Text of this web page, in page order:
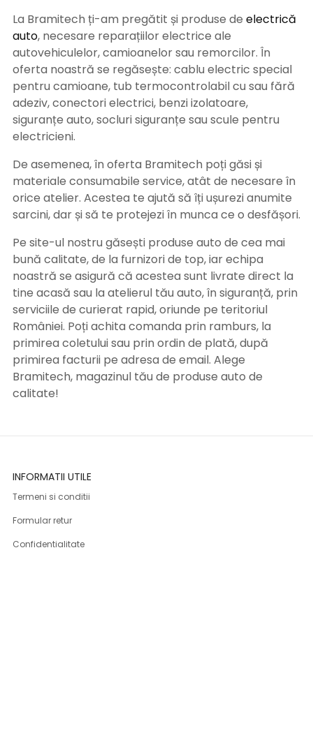
La Bramitech ți-am pregătit și produse de electrică
auto, necesare reparațiilor electrice ale
autovehiculelor, camioanelor sau remorcilor. În
oferta noastră se regăsește: cablu electric special
pentru camioane, tub termocontrolabil cu sau fără
adeziv, conectori electrici, benzi izolatoare,
siguranțe auto, socluri siguranțe sau scule pentru
electricieni.
De asemenea, în oferta Bramitech poți găsi și
materiale consumabile service, atât de necesare în
orice atelier. Acestea te ajută să îți ușurezi anumite
sarcini, dar și să te protejezi în munca ce o desfășori.
Pe site-ul nostru găsești produse auto de cea mai
bună calitate, de la furnizori de top, iar echipa
noastră se asigură că acestea sunt livrate direct la
tine acasă sau la atelierul tău auto, în siguranță, prin
serviciile de curierat rapid, oriunde pe teritoriul
României. Poți achita comanda prin ramburs, la
primirea coletului sau prin ordin de plată, după
primirea facturii pe adresa de email. Alege
Bramitech, magazinul tău de produse auto de
calitate!
INFORMATII UTILE
Termeni si conditii
Formular retur
Confidentialitate